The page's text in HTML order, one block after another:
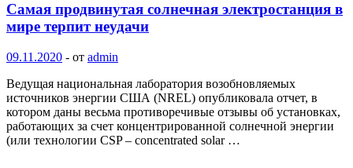
Самая продвинутая солнечная электростанция в
мире терпит неудачи
09.11.2020 - от admin
Ведущая национальная лаборатория возобновляемых
источников энергии США (NREL) опубликовала отчет, в
котором даны весьма противоречивые отзывы об установках,
работающих за счет концентрированной солнечной энергии
(или технологии CSP – concentrated solar …